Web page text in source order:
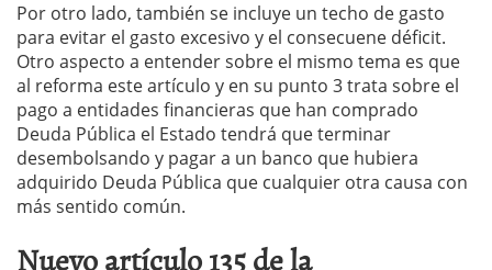
Por otro lado, también se incluye un techo de gasto
para evitar el gasto excesivo y el consecuene déficit.
Otro aspecto a entender sobre el mismo tema es que
al reforma este artículo y en su punto 3 trata sobre el
pago a entidades financieras que han comprado
Deuda Pública el Estado tendrá que terminar
desembolsando y pagar a un banco que hubiera
adquirido Deuda Pública que cualquier otra causa con
más sentido común.
Nuevo artículo 135 de la